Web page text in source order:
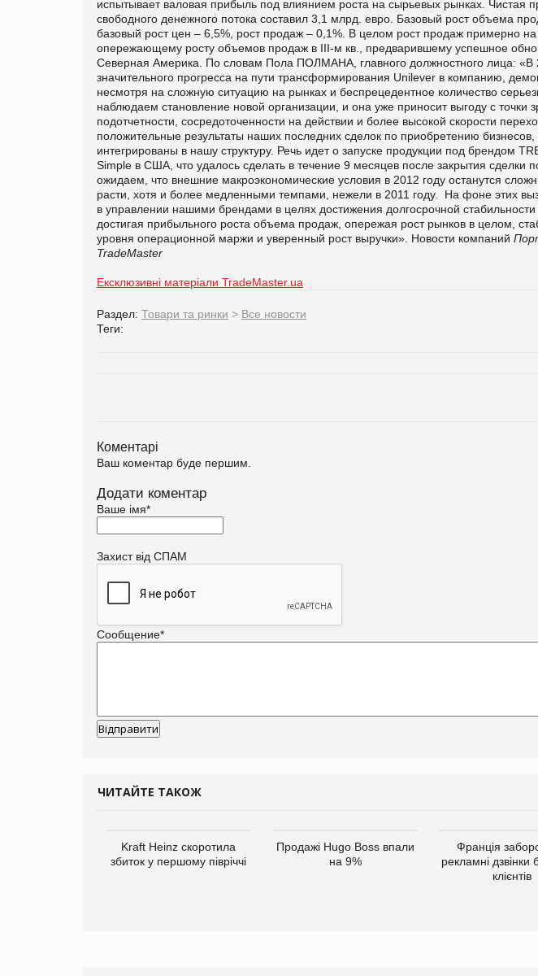
испытывает валовая прибыль под влиянием роста на сырьевых рынках. Чистая
свободного денежного потока составил 3,1 млрд. евро. Базовый рост объема
базовый рост цен – 6,5%, рост продаж – 0,1%. В целом рост продаж примерно на
опережающему росту объемов продаж в III-м кв., предварившему успешное
Северная Америка. По словам Пола ПОЛМАНА, главного должностного лица: «В
значительного прогресса на пути трансформирования Unilever в компанию,
несмотря на сложную ситуацию на рынках и беспрецедентное количество
наблюдаем становление новой организации, и она уже приносит выгоду с точки
подотчетности, сосредоточенности на действии и более высокой скорости
положительные результаты наших последних сделок по приобретению
интегрированы в нашу структуру. Речь идет о запуске продукции под брендом
Simple в США, что удалось сделать в течение 9 месяцев после закрытия сделки
ожидаем, что внешние макроэкономические условия в 2012 году останутся
расти, хотя и более медленными темпами, нежели в 2011 году. На фоне этих
в управлении нашими брендами в целях достижения долгосрочной
достигая прибыльного роста объема продаж, опережая рост рынков в целом,
уровня операционной маржи и уверенный рост выручки». Новости компаний
TradeMaster
Ексклюзивні матеріали TradeMaster.ua
Раздел: Товари та ринки > Все новости
Теги:
Коментарі
Ваш коментар буде першим.
Додати коментар
Ваше імя*
Захист від СПАМ
Сообщение*
ЧИТАЙТЕ ТАКОЖ
Kraft Heinz скоротила
збиток у першому півріччі
Продажі Hugo Boss впали
на 9%
Франція
рекламні дзвінки
клієнтів